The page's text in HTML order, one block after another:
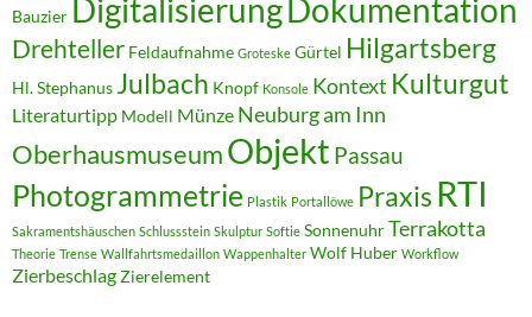
Bauzier Digitalisierung Dokumentation
Drehteller Feldaufnahme Groteske Gürtel Hilgartsberg
Hl. Stephanus Julbach Knopf Konsole Kontext Kulturgut
Literaturtipp Modell Münze Neuburg am Inn
OberhausmuseumObjekt Passau
Photogrammetrie Plastik Portallöwe Praxis RTI
Sakramentshäuschen Schlussstein Skulptur Softie SonnenuhrTerrakotta
Theorie Trense Wallfahrtsmedaillon Wappenhalter Wolf Huber Workflow
ZierbeschlagZierelement